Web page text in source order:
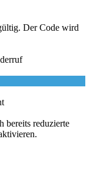
Der Code wird
bereits reduzierte